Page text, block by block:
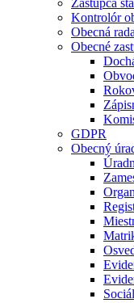
Zástupca
Kontrolór
Obecná rada
Obecné
GDPR
Obecný